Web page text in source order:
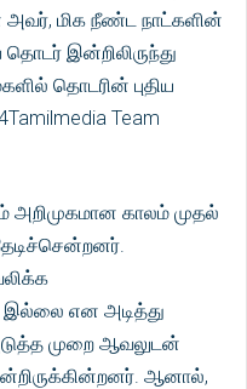
அவர், மிக நீண்ட நாட்களின்
தொடர் இன்றிலிருந்து
தொடரின் புதிய
Team
அறிமுகமான காலம் முதல்
இல்லை என அடித்து
முறை ஆவலுடன்
ஆனால்,